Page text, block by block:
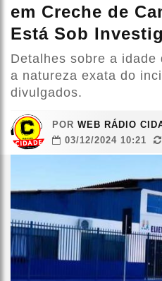
em Creche de
Está Sob
Detalhes sobre a
a natureza exata do
divulgados.
POR WEB RÁDIO
03/12/2024 10:21